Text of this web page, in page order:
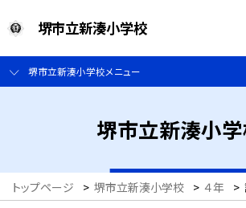
堺市立新湊小学校
堺市立新湊小学校メニュー
堺市立新湊小
トップページ > 堺市立新湊小学校 > ４年 >